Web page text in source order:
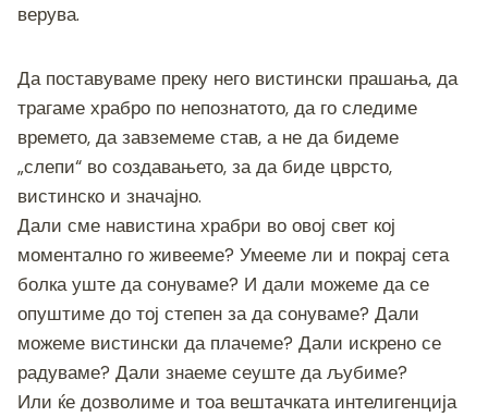
верува.
Да поставуваме преку него вистински прашања, да
трагаме храбро по непознатото, да го следиме
времето, да завземеме став, а не да бидеме
„слепи“ во создавањето, за да биде цврсто,
вистинско и значајно.
Дали сме навистина храбри во овој свет кој
моментално го живееме? Умееме ли и покрај сета
болка уште да сонуваме? И дали можеме да се
опуштиме до тој степен за да сонуваме? Дали
можеме вистински да плачеме? Дали искрено се
радуваме? Дали знаеме сеуште да љубиме?
Или ќе дозволиме и тоа вештачката интелигенција